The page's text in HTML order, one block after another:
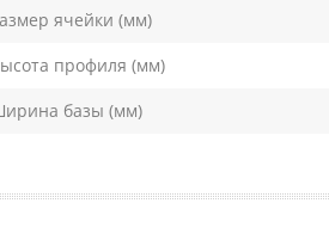
ячейки (мм)
профиля (мм)
базы (мм)